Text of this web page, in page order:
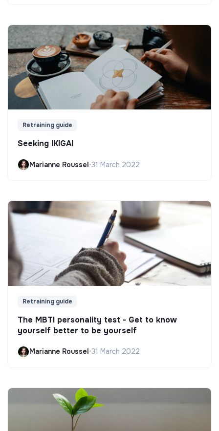
Retraining guide
Seeking IKIGAI
Marianne Roussel•31 March 2022
Retraining guide
The MBTI personality test - Get to know
yourself better to be yourself
Marianne Roussel •31 March 2022